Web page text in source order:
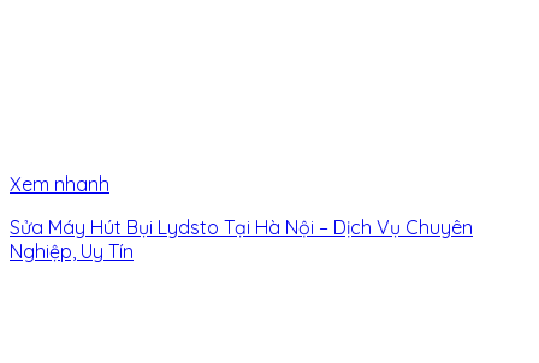
Xem nhanh
Sửa Máy Hút Bụi Lydsto Tại Hà Nội – Dịch Vụ Chuyên
Nghiệp, Uy Tín